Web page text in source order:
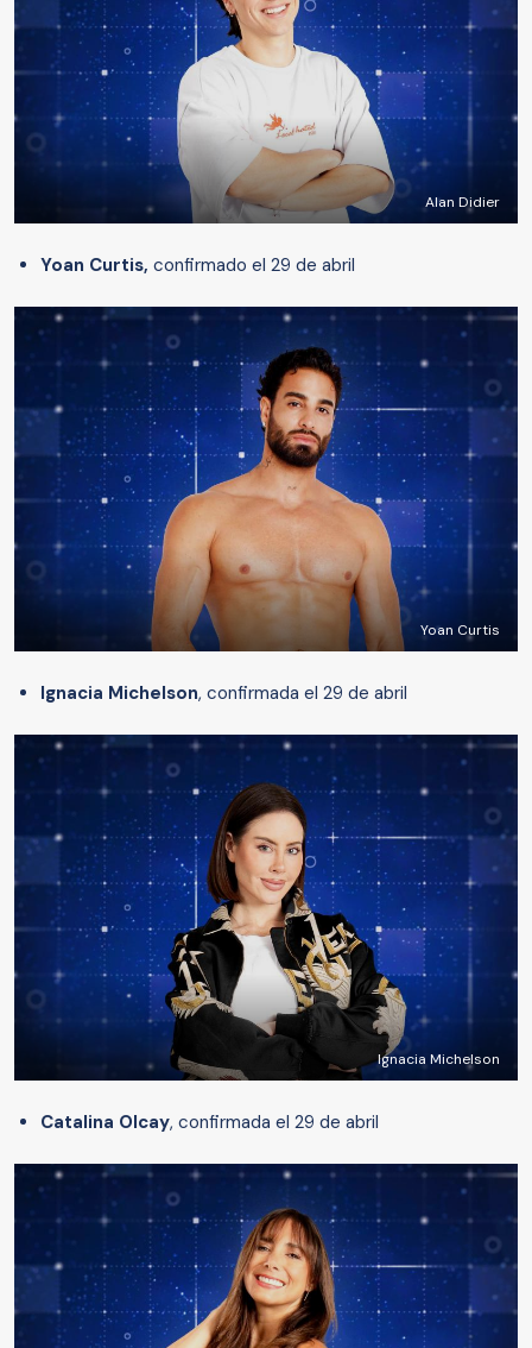
Alan Didier
Yoan Curtis, confirmado el 29 de abril
Yoan Curtis
Ignacia Michelson, confirmada el 29 de abril
Ignacia Michelson
Catalina Olcay, confirmada el 29 de abril